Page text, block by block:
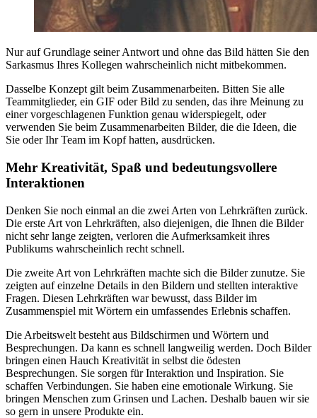
Nur auf Grundlage seiner Antwort und ohne das Bild hätten Sie den
Sarkasmus Ihres Kollegen wahrscheinlich nicht mitbekommen.
Dasselbe Konzept gilt beim Zusammenarbeiten. Bitten Sie alle
Teammitglieder, ein GIF oder Bild zu senden, das ihre Meinung zu
einer vorgeschlagenen Funktion genau widerspiegelt, oder
verwenden Sie beim Zusammenarbeiten Bilder, die die Ideen, die
Sie oder Ihr Team im Kopf hatten, ausdrücken.
Mehr Kreativität, Spaß und bedeutungsvollere
Interaktionen
Denken Sie noch einmal an die zwei Arten von Lehrkräften zurück.
Die erste Art von Lehrkräften, also diejenigen, die Ihnen die Bilder
nicht sehr lange zeigten, verloren die Aufmerksamkeit ihres
Publikums wahrscheinlich recht schnell.
Die zweite Art von Lehrkräften machte sich die Bilder zunutze. Sie
zeigten auf einzelne Details in den Bildern und stellten interaktive
Fragen. Diesen Lehrkräften war bewusst, dass Bilder im
Zusammenspiel mit Wörtern ein umfassendes Erlebnis schaffen.
Die Arbeitswelt besteht aus Bildschirmen und Wörtern und
Besprechungen. Da kann es schnell langweilig werden. Doch Bilder
bringen einen Hauch Kreativität in selbst die ödesten
Besprechungen. Sie sorgen für Interaktion und Inspiration. Sie
schaffen Verbindungen. Sie haben eine emotionale Wirkung. Sie
bringen Menschen zum Grinsen und Lachen. Deshalb bauen wir sie
so gern in unsere Produkte ein.